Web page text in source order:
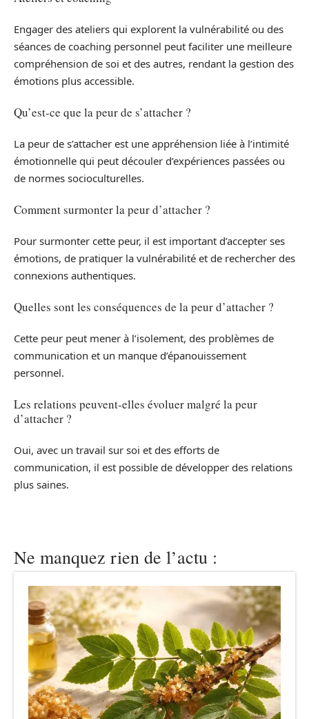
Engager des ateliers qui explorent la vulnérabilité ou des
séances de coaching personnel peut faciliter une meilleure
compréhension de soi et des autres, rendant la gestion des
émotions plus accessible.
Qu’est-ce que la peur de s’attacher ?
La peur de s’attacher est une appréhension liée à l’intimité
émotionnelle qui peut découler d’expériences passées ou
de normes socioculturelles.
Comment surmonter la peur d’attacher ?
Pour surmonter cette peur, il est important d’accepter ses
émotions, de pratiquer la vulnérabilité et de rechercher des
connexions authentiques.
Quelles sont les conséquences de la peur d’attacher ?
Cette peur peut mener à l’isolement, des problèmes de
communication et un manque d’épanouissement
personnel.
Les relations peuvent-elles évoluer malgré la peur
d’attacher ?
Oui, avec un travail sur soi et des efforts de
communication, il est possible de développer des relations
plus saines.
Ne manquez rien de l’actu :